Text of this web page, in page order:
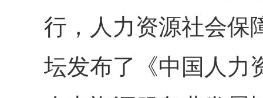
行，人力资源社会保
坛发布了《中国人力